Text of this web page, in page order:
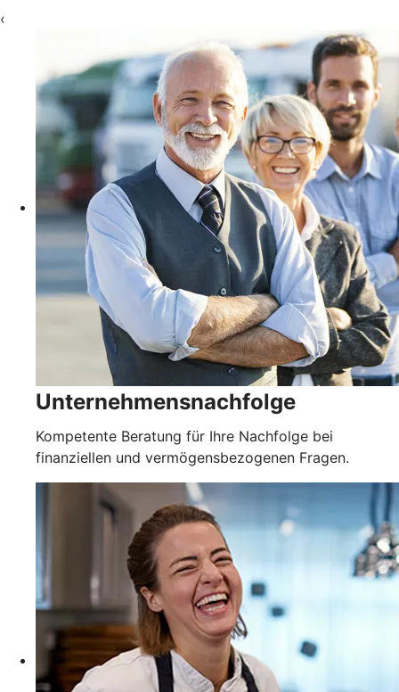
‹
Unternehmensnachfolge
Kompetente Beratung für Ihre Nachfolge bei
finanziellen und vermögensbezogenen Fragen.